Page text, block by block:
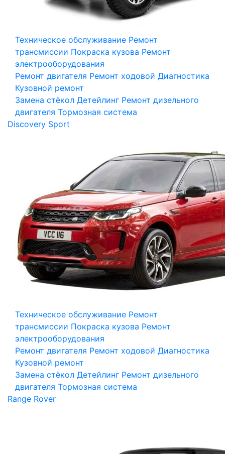
Техническое обслуживание Ремонт
трансмиссии Покраска кузова Ремонт
электрооборудования
Ремонт двигателя Ремонт ходовой Диагностика
Кузовной ремонт
Замена стёкол Детейлинг Ремонт дизельного
двигателя Тормозная система
Discovery Sport
Техническое обслуживание Ремонт
трансмиссии Покраска кузова Ремонт
электрооборудования
Ремонт двигателя Ремонт ходовой Диагностика
Кузовной ремонт
Замена стёкол Детейлинг Ремонт дизельного
двигателя Тормозная система
Range Rover